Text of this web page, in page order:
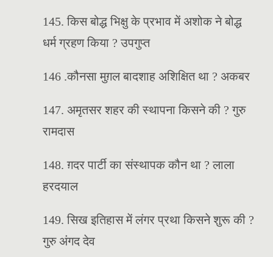
145. किस बोद्ध भिक्षु के प्रभाव में अशोक ने बोद्ध
धर्म ग्रहण किया ? उपगुप्त
146 .कौनसा मुग़ल बादशाह अशिक्षित था ? अकबर
147. अमृतसर शहर की स्थापना किसने की ? गुरु
रामदास
148. ग़दर पार्टी का संस्थापक कौन था ? लाला
हरदयाल
149. सिख इतिहास में लंगर प्रथा किसने शुरू की ?
गुरु अंगद देव